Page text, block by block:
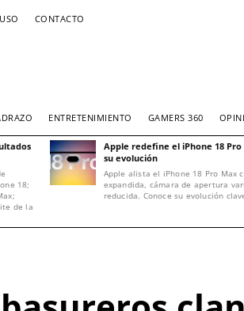
CONTACTO
ENTRETENIMIENTO GAMERS 360
18;
de la
Apple redefine el iPhone 18
su evolución
Apple alista el iPhone 18 Pro Max
expandida, cámara de apertura
reducida. Conoce su evolución